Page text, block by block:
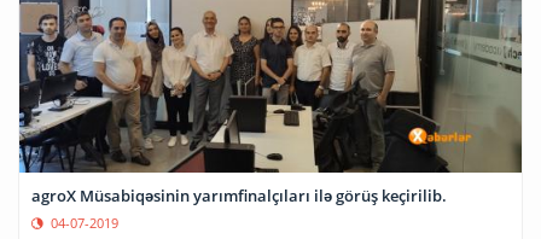
agroX Müsabiqəsinin yarımfinalçıları ilə görüş keçirilib.
04-07-2019